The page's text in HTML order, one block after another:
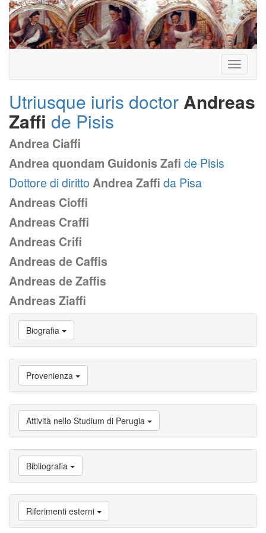
Toggle
Utriusque iuris doctor Andreas
Zaffi de Pisis
Andrea Ciaffi
Andrea quondam Guidonis Zafi de Pisis
Dottore di diritto Andrea Zaffi da Pisa
Andreas Cioffi
Andreas Craffi
Andreas Crifi
Andreas de Caffis
Andreas de Zaffis
Andreas Ziaffi
Vai
Biografia
Provenienza
Vai
a
Carriera
studente
Vai
a
Attività
nello
Studium
di
Perugia
Vai
Biografia
Provenienza
Attività nello Studium di Perugia
Bibliografia
Riferimenti esterni